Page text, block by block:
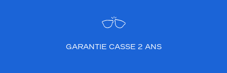
GARANTIE CASSE 2 ANS